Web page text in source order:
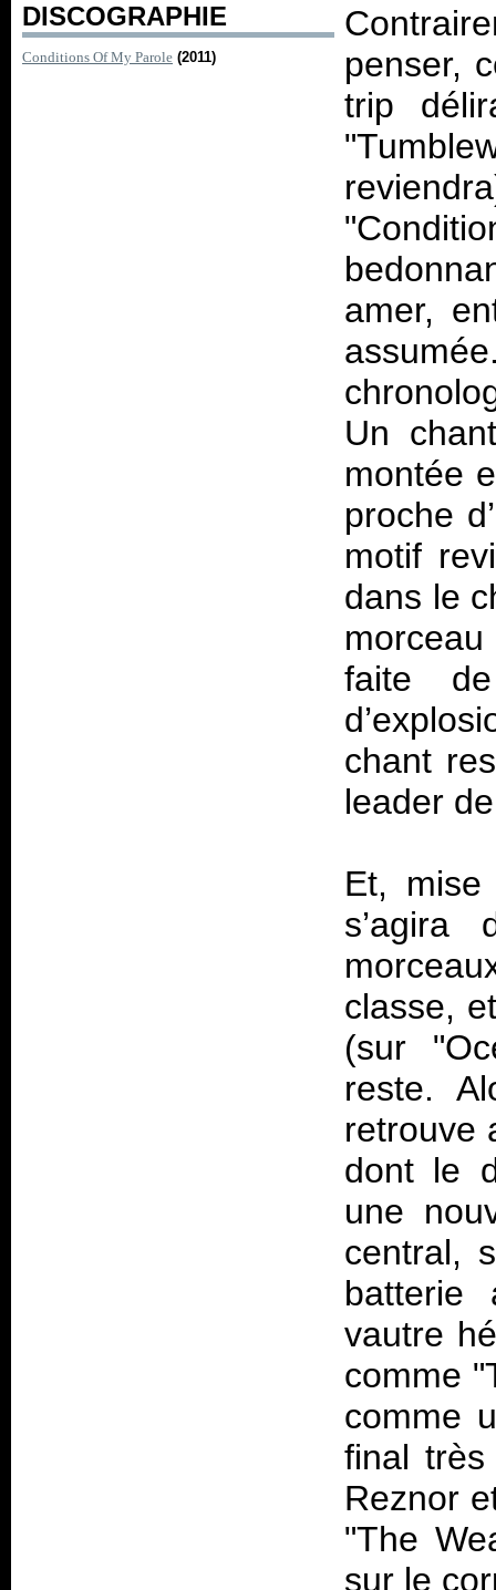
DISCOGRAPHIE
Conditions Of My Parole (2011)
penser,
trip
amer,
Un
montée
proche
motif
dans le
faite
chant
leader
Et,
classe,
(sur
reste.
retrouve
dont le
une
central,
batterie
vautre
comme
comme
final très
Reznor
"The
sur le